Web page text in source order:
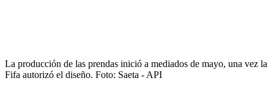
La producción de las prendas inició a mediados de mayo, una vez la
Fifa autorizó el diseño. Foto: Saeta - API